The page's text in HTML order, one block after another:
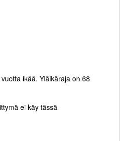
ikää. Yläikäraja on 68
ei käy tässä